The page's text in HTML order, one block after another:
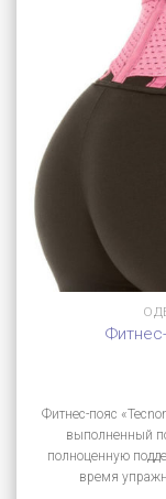
Фитнес-пояс
выполненный
полноценную
время